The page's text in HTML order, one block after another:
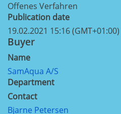
Offenes Verfahren
Publication date
19.02.2021 15:16 (GMT+01:00)
Buyer
Name
SamAqua A/S
Department
Contact
Bjarne Petersen